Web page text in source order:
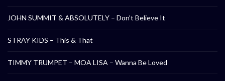
JOHN SUMMIT & ABSOLUTELY – Don’t Believe It
STRAY KIDS – This & That
TIMMY TRUMPET – MOA LISA – Wanna Be Loved